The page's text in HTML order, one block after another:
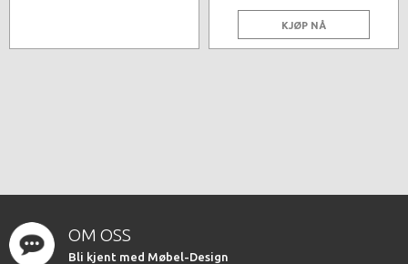
KJØP NÅ
OM OSS
Bli kjent med Møbel-Design